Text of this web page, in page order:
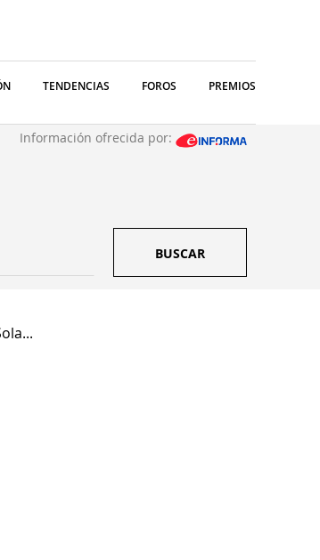
TENDENCIAS FOROS PREMIOS
Información ofrecida por:
BUSCAR